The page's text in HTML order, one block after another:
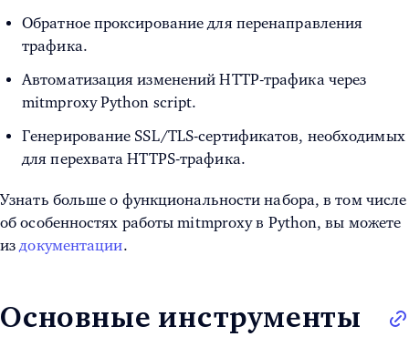
Обратное проксирование для перенаправления
трафика.
Автоматизация изменений HTTP-трафика через
mitmproxy Python script.
Генерирование SSL/TLS-сертификатов, необходимых
для перехвата HTTPS-трафика.
Узнать больше о функциональности набора, в том числе
об особенностях работы mitmproxy в Python, вы можете
издокументации.
Основные инструменты